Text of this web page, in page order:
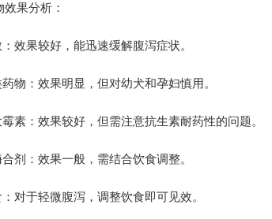
果分析：
果较好，能迅速缓解腹泻症状。
：效果明显，但对幼犬和孕妇慎用。
：效果较好，但需注意抗生素耐药性的问题。
：效果一般，需结合饮食调整。
于轻微腹泻，调整饮食即可见效。